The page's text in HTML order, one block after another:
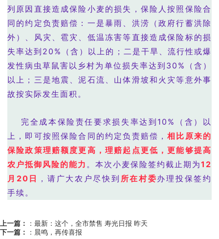
列原因直接造成保险小麦的损失，保险人按照保险合
同的约定负责赔偿：一是暴雨、洪涝（政府行蓄洪除
外）、风灾、雹灾、低温冻害等直接造成保险标的损
失率达到20%（含）以上的；二是干旱、流行性或爆
发性病虫草鼠害以乡村为单位损失率达到30%（含）
以上；三是地震、泥石流、山体滑坡和火灾等意外事
故按实际发生面积。
完全成本保险责任要求损失率达到10%（含）以
上，即可按照保险合同的约定负责赔偿，相比原来的
保险政策理赔额度更高，理赔起点更低，更能够提高
农户抵御风险的能力 。本次小麦保险签约截止期为12
月20日 ，请广大农户尽快到 所在村委办理投保签约
手续。
上一篇： ： 最新：这个，全市禁售 寿光日报 昨天
下一篇：
： 晨鸣，再传喜报